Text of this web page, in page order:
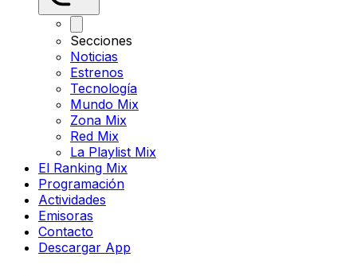
Secciones
Noticias
Estrenos
Tecnología
Mundo Mix
Zona Mix
Red Mix
La Playlist Mix
El Ranking Mix
Programación
Actividades
Emisoras
Contacto
Descargar App